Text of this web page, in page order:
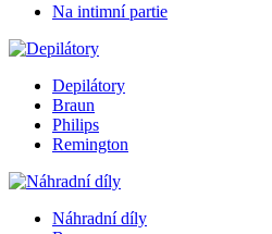
Na intimní partie
Depilátory
Braun
Philips
Remington
Náhradní díly